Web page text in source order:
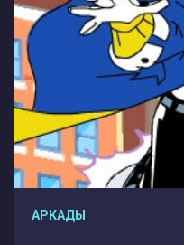
АРКАДЫ